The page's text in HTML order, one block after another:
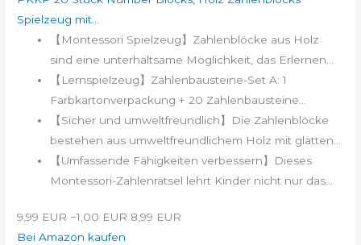
Spielzeug mit...
【Montessori Spielzeug】Zahlenblöcke aus Holz
sind eine unterhaltsame Möglichkeit, das Erlernen...
【Lernspielzeug】Zahlenbausteine-Set A: 1
Farbkartonverpackung + 20 Zahlenbausteine...
【Sicher und umweltfreundlich】Die Zahlenblöcke
bestehen aus umweltfreundlichem Holz mit glatten...
【Umfassende Fähigkeiten verbessern】Dieses
Montessori-Zahlenrätsel lehrt Kinder nicht nur das...
9,99 EUR −1,00 EUR 8,99 EUR
Bei Amazon kaufen